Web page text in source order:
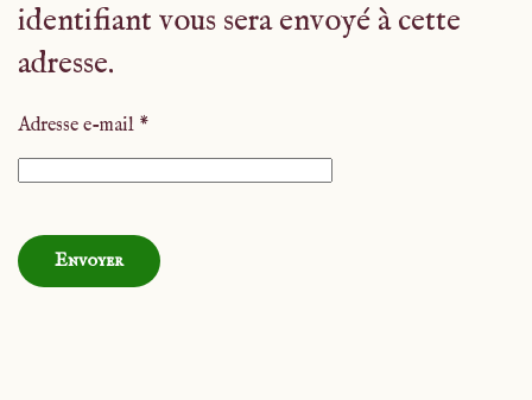
identifiant vous sera envoyé à cette
adresse.
Adresse e-mail *
Envoyer